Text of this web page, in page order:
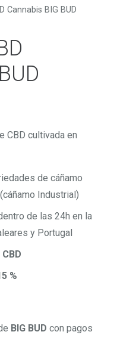
Cannabis BIG BUD
CBD cultivada en
de cáñamo
Industrial)
de las 24h en la
y Portugal
%
BIG BUD con pagos